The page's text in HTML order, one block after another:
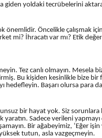
giden yoldaki tecrübelerini
önemlidir. Öncelikle çalışmak
mi? İhracatı var mı? Etik
Tez canlı olmayın. Mesela
Bu kişiden kesinlikle bize
hedefleyin. Başarı olursa para
bir hayat yok. Siz
yaratın. Sadece verileni
Bir ağabeyimiz, ‘Eğer işin
tutun, asla vazgeçmeyin.